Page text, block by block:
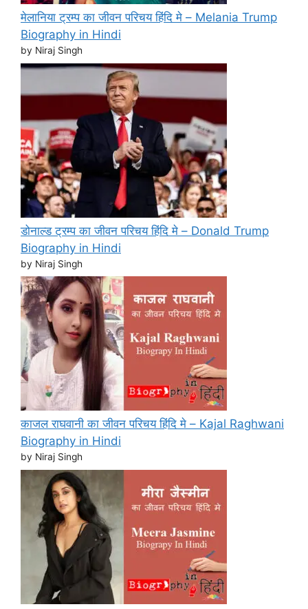
मेलानिया ट्रम्प का जीवन परिचय हिंदि मे – Melania Trump
Biography in Hindi
by Niraj Singh
डोनाल्ड ट्रम्प का जीवन परिचय हिंदि मे – Donald Trump
Biography in Hindi
by Niraj Singh
काजल राघवानी का जीवन परिचय हिंदि मे – Kajal Raghwani
Biography in Hindi
by Niraj Singh